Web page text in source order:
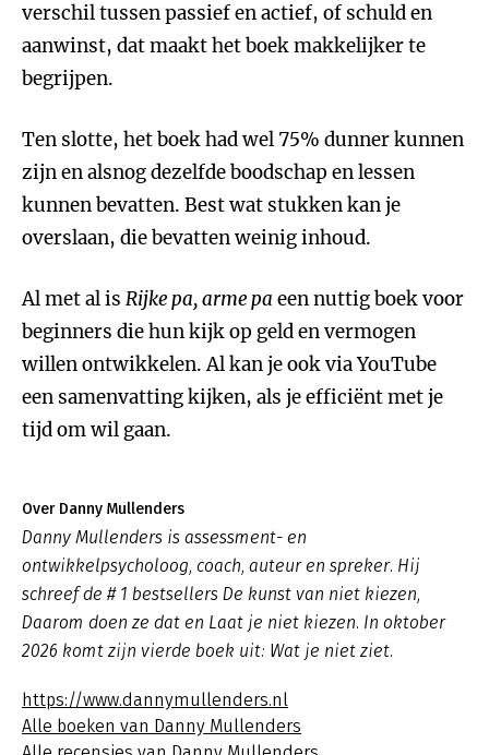
verschil tussen passief en actief, of schuld en
aanwinst, dat maakt het boek makkelijker te
begrijpen.
Ten slotte, het boek had wel 75% dunner kunnen
zijn en alsnog dezelfde boodschap en lessen
kunnen bevatten. Best wat stukken kan je
overslaan, die bevatten weinig inhoud.
Al met al is Rijke pa, arme pa een nuttig boek voor
beginners die hun kijk op geld en vermogen
willen ontwikkelen. Al kan je ook via YouTube
een samenvatting kijken, als je efficiënt met je
tijd om wil gaan.
Over Danny Mullenders
Danny Mullenders is assessment- en
ontwikkelpsycholoog, coach, auteur en spreker. Hij
schreef de # 1 bestsellers De kunst van niet kiezen,
Daarom doen ze dat en Laat je niet kiezen. In oktober
2026 komt zijn vierde boek uit: Wat je niet ziet.
https://www.dannymullenders.nl
Alle boeken van Danny Mullenders